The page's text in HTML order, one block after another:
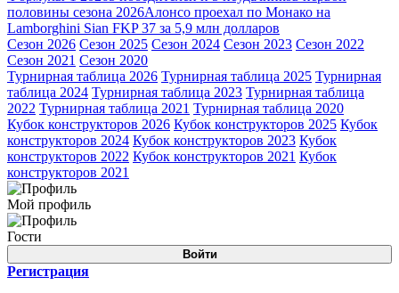
половины сезона 2026Алонсо проехал по Монако на
Lamborghini Sian FKP 37 за 5,9 млн долларов
Сезон 2026 Сезон 2025 Сезон 2024 Сезон 2023 Сезон 2022
Сезон 2021 Сезон 2020
Турнирная таблица 2026 Турнирная таблица 2025 Турнирная
таблица 2024 Турнирная таблица 2023 Турнирная таблица
2022 Турнирная таблица 2021 Турнирная таблица 2020
Кубок конструкторов 2026 Кубок конструкторов 2025 Кубок
конструкторов 2024 Кубок конструкторов 2023 Кубок
конструкторов 2022 Кубок конструкторов 2021 Кубок
конструкторов 2021
Мой профиль
Гости
Войти
Регистрация